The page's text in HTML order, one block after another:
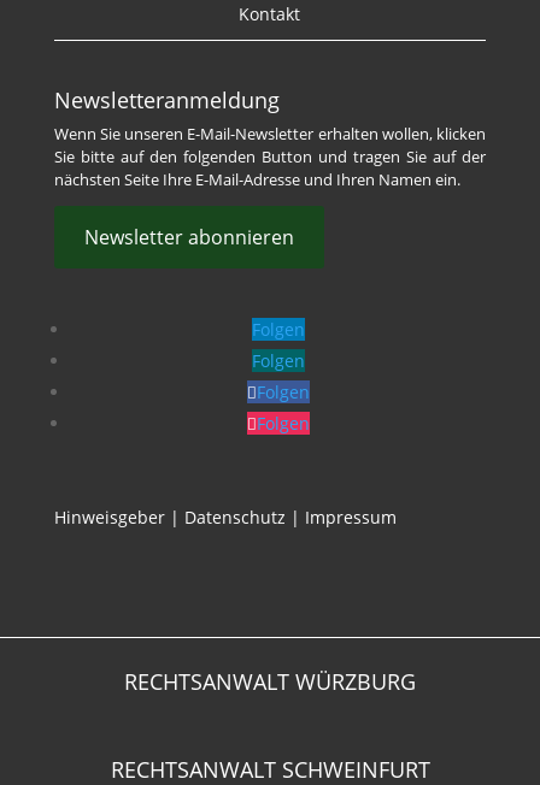
Kontakt
Newsletteranmeldung
Wenn Sie unseren E-Mail-Newsletter erhalten wollen, klicken
Sie bitte auf den folgenden Button und tragen Sie auf der
nächsten Seite Ihre E-Mail-Adresse und Ihren Namen ein.
Newsletter abonnieren
Folgen
Folgen
Folgen
Folgen
Hinweisgeber| Datenschutz | Impressum
RECHTSANWALT WÜRZBURG
RECHTSANWALT SCHWEINFURT